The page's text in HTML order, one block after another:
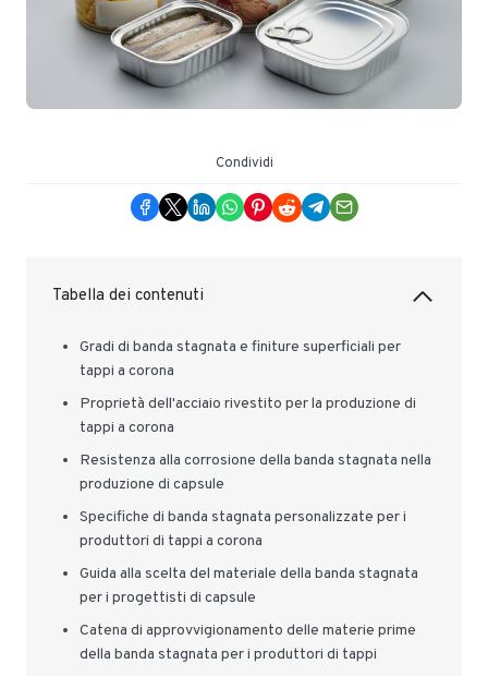
Condividi
Tabella dei contenuti
Gradi di banda stagnata e finiture superficiali per
tappi a corona
Proprietà dell'acciaio rivestito per la produzione di
tappi a corona
Resistenza alla corrosione della banda stagnata nella
produzione di capsule
Specifiche di banda stagnata personalizzate per i
produttori di tappi a corona
Guida alla scelta del materiale della banda stagnata
per i progettisti di capsule
Catena di approvvigionamento delle materie prime
della banda stagnata per i produttori di tappi